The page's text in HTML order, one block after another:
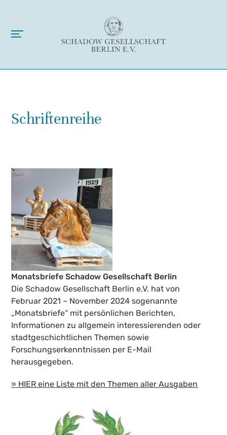
Schriftenreihe
Monatsbriefe Schadow Gesellschaft Berlin
Die Schadow Gesellschaft Berlin e.V. hat von
Februar 2021 – November 2024 sogenannte
„Monatsbriefe“ mit persönlichen Berichten,
Informationen zu allgemein interessierenden oder
stadtgeschichtlichen Themen sowie
Forschungserkenntnissen per E-Mail
herausgegeben.
» HIER eine Liste mit den Themen aller Ausgaben